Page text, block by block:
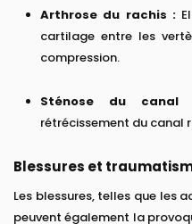
Arthrose du rachis :
cartilage entre les
compression.
Sténose du canal
rétrécissement du canal
Blessures et
Les blessures, telles que les
peuvent également la